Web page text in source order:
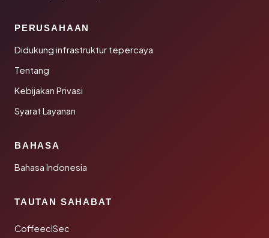
PERUSAHAAN
Didukung infrastruktur tepercaya
Tentang
Kebijakan Privasi
Syarat Layanan
BAHASA
Bahasa Indonesia
TAUTAN SAHABAT
CoffeeclSec